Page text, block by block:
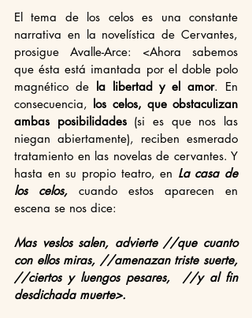
El tema de los celos es una constante
narrativa en la novelística de Cervantes,
prosigue Avalle-Arce: <Ahora sabemos
que ésta está imantada por el doble polo
magnético de la libertad y el amor. En
consecuencia, los celos, que obstaculizan
ambas posibilidades (si es que nos las
niegan abiertamente), reciben esmerado
tratamiento en las novelas de cervantes. Y
hasta en su propio teatro, en La casa de
los celos, cuando estos aparecen en
escena se nos dice:
Mas veslos salen, advierte //que cuanto
con ellos miras, //amenazan triste suerte,
//ciertos y luengos pesares,  //y al fin
desdichada muerte>.